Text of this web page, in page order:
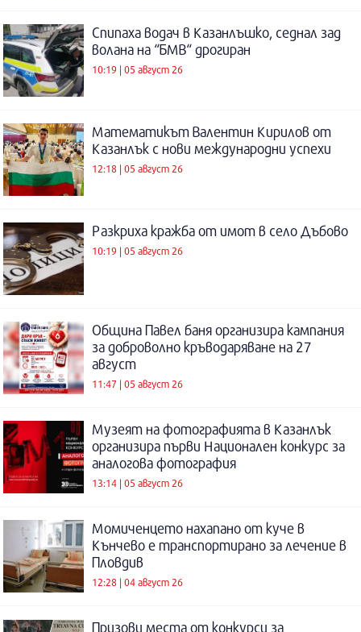
Спипаха водач в Казанлъшко, седнал зад
волана на “БМВ“ дрогиран
10:19 | 05 август 26
Математикът Валентин Кирилов от
Казанлък с нови международни успехи
12:18 | 05 август 26
Разкриха кражба от имот в село Дъбово
10:19 | 05 август 26
Община Павел баня организира кампания
за доброволно кръводаряване на 27
август
11:47 | 05 август 26
Музеят на фотографията в Казанлък
организира първи Национален конкурс за
аналогова фотография
13:14 | 05 август 26
Момиченцето нахапано от куче в
Кънчево е транспортирано за лечение в
Пловдив
12:28 | 04 август 26
Призови места от конкурси за